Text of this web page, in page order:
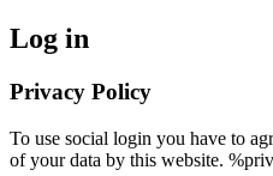
Log in
Privacy Policy
To use social login you have to
of your data by this website.